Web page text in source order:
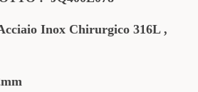
Inox Chirurgico 316L ,